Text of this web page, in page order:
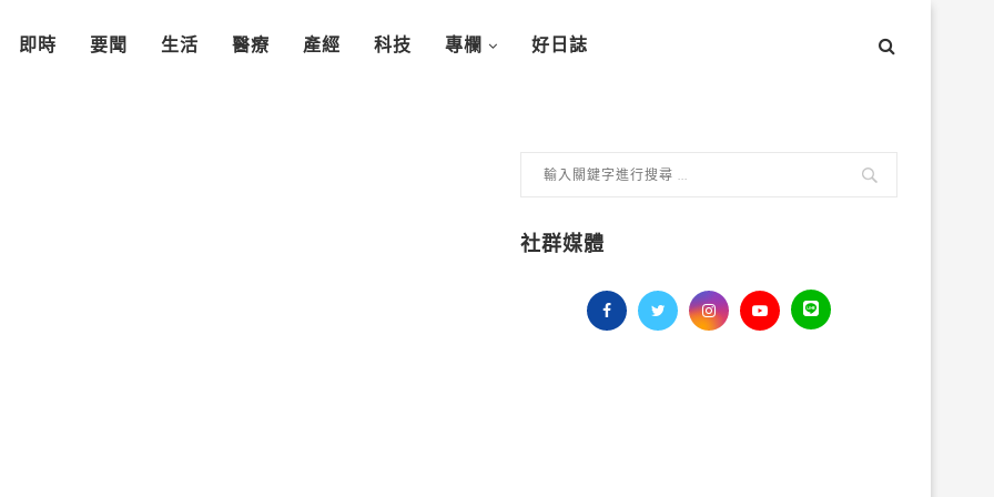
即時 要聞 生活 醫療 產經 科技 專欄 好日誌
社群媒體